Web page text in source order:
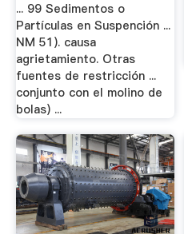
... 99 Sedimentos o
Partículas en Suspención ...
NM 51). causa
agrietamiento. Otras
fuentes de restricción ...
conjunto con el molino de
bolas) ...